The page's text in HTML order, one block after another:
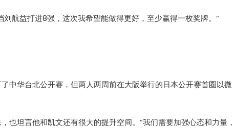
航益打进8强，这次我希望能做得更好，至少赢得一枚奖牌。”
中华台北公开赛，但两人两周前在大阪举行的日本公开赛首圈以微
也坦言他和凯文还有很大的提升空间。“我们需要加强心态和力量，